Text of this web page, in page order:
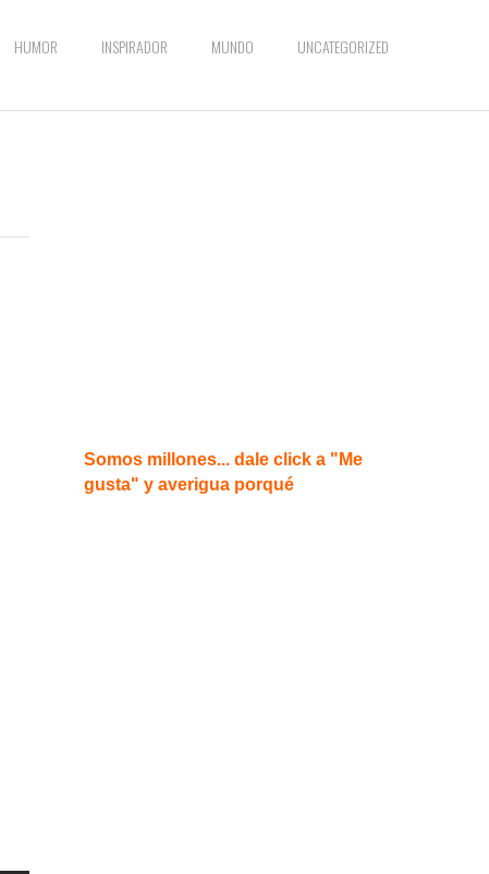
HUMOR INSPIRADOR MUNDO UNCATEGORIZED
Somos millones... dale click a "Me
gusta" y averigua porqué